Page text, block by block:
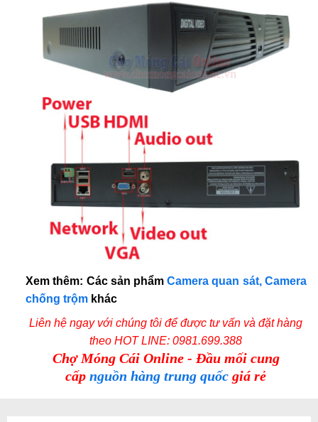
Xem thêm: Các sản phẩmCamera quan sát, Camera
chống trộm khác
Liên hệ ngay với chúng tôi để được tư vấn và đặt hàng
theoHOT LINE: 0981.699.388
Chợ Móng Cái Online - Đầu mối cung
cấpnguồn hàng trung quốc giá rẻ